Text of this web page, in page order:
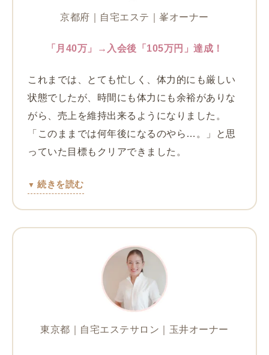
京都府｜自宅エステ｜峯オーナー
「月40万」→入会後「105万円」達成！
これまでは、とても忙しく、体力的にも厳しい
状態でしたが、時間にも体力にも余裕がありな
がら、売上を維持出来るようになりました。
「このままでは何年後になるのやら…。」と思
っていた目標もクリアできました。
続きを読む
東京都｜自宅エステサロン｜玉井オーナー